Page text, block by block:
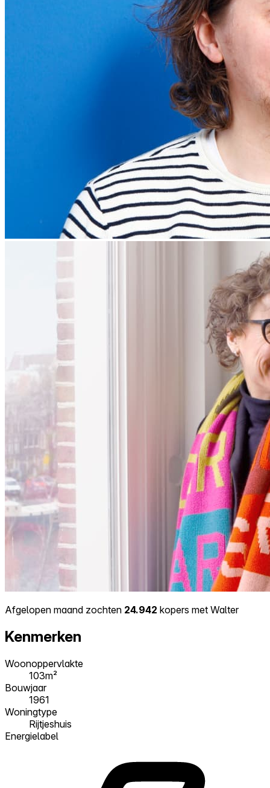
Afgelopen maand zochten 24.942 kopers met Walter
Kenmerken
Woonoppervlakte
103m²
Bouwjaar
1961
Woningtype
Rijtjeshuis
Energielabel